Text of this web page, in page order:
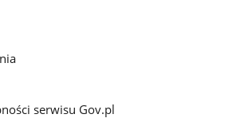
serwisu Gov.pl